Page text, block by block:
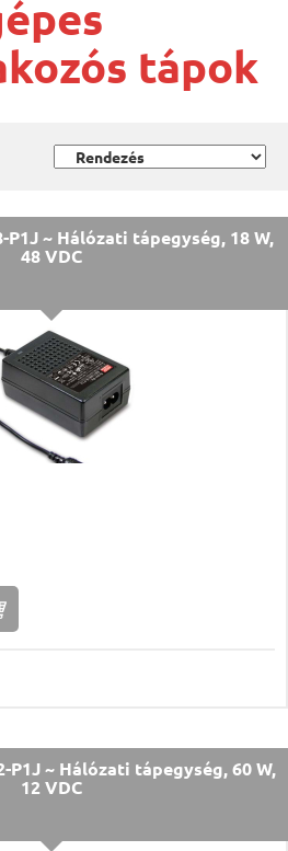
tápok
P1J ~ Hálózati tápegység, 18 W,
48 VDC
P1J ~ Hálózati tápegység, 60 W,
12 VDC